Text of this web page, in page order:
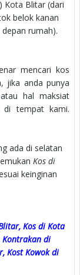
Kota Blitar (dari
belok kanan
rumah).
mencari kos
jika anda punya
hal maksiat
di tempat kami.
ada di selatan
Kos di
keinginan
Kos di Kota
Kontrakan di
Kost Kowok di